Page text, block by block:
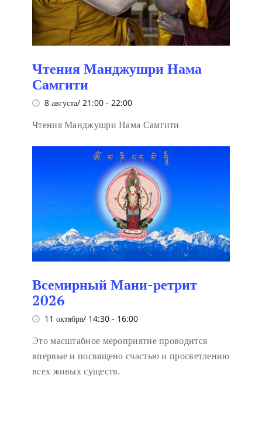
Чтения Манджушри Нама
Самгити
8 августа/ 21:00 - 22:00
Чтения Манджушри Нама Самгити
Всемирный Мани-ретрит
2026
11 октября/ 14:30 - 16:00
Это масштабное мероприятие проводится
впервые и посвящено счастью и просветлению
всех живых существ.